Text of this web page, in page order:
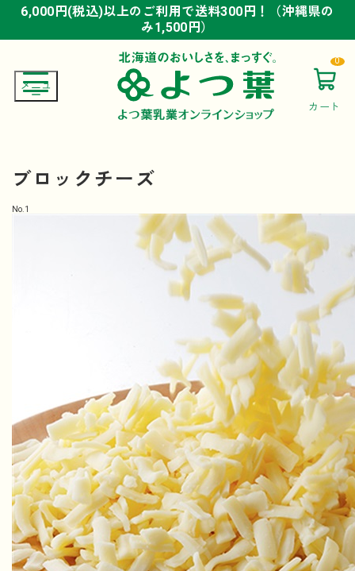
6,000円(税込)以上のご利用で送料300円！（沖縄県の
み1,500円）
6,000円(税込)以上のご利用で送料300円！（沖縄県の
み1,500円）
6,000円(税込)以上のご利用で送料300円！（沖縄県の
み1,500円）
カート
0
ブロックチーズ
No. 1